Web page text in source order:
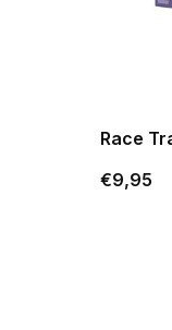
Race
€9,95